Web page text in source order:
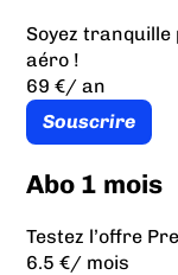
Soyez tranquille
aéro !
69 €/ an
Souscrire
Abo 1 mois
Testez l’offre
6.5 €/ mois